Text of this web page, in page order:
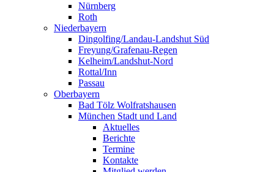
Nürnberg
Roth
Niederbayern
Dingolfing/Landau-Landshut Süd
Freyung/Grafenau-Regen
Kelheim/Landshut-Nord
Rottal/Inn
Passau
Oberbayern
Bad Tölz Wolfratshausen
München Stadt und Land
Aktuelles
Berichte
Termine
Kontakte